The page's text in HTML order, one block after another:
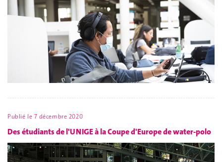
Publié le 7 décembre 2020
Des étudiants de l'UNIGE à la Coupe d'Europe de water-polo